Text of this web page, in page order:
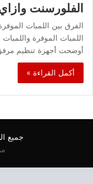
الفلورسنت
الفرق بين اللمبات
اللمبات الموفرة
أوضحت أجهزة تنظيم
أكمل القراءة »
جميع